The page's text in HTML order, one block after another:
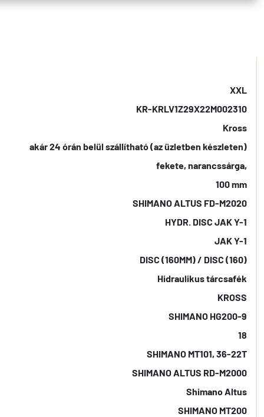
XXL
KR-KRLV1Z29X22M002310
Kross
akár 24 órán belül szállítható (az üzletben készleten)
fekete, narancssárga,
100 mm
SHIMANO ALTUS FD-M2020
HYDR. DISC JAK Y-1
JAK Y-1
DISC (160MM) / DISC (160)
Hidraulikus tárcsafék
KROSS
SHIMANO HG200-9
18
SHIMANO MT101, 36-22T
SHIMANO ALTUS RD-M2000
Shimano Altus
SHIMANO MT200